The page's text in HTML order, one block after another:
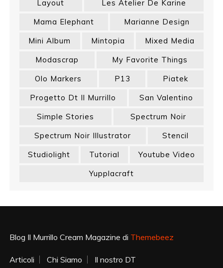
Layout
Les Atelier De Karine
Mama Elephant
Marianne Design
Mini Album
Mintopia
Mixed Media
Modascrap
My Favorite Things
Olo Markers
P13
Piatek
Progetto Dt Il Murrillo
San Valentino
Simple Stories
Spectrum Noir
Spectrum Noir Illustrator
Stencil
Studiolight
Tutorial
Youtube Video
Yupplacraft
Blog Il Murrillo Cream Magazine di Themebeez
Articoli Chi Siamo Il nostro DT